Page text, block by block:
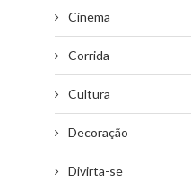
Cinema
Corrida
Cultura
Decoração
Divirta-se